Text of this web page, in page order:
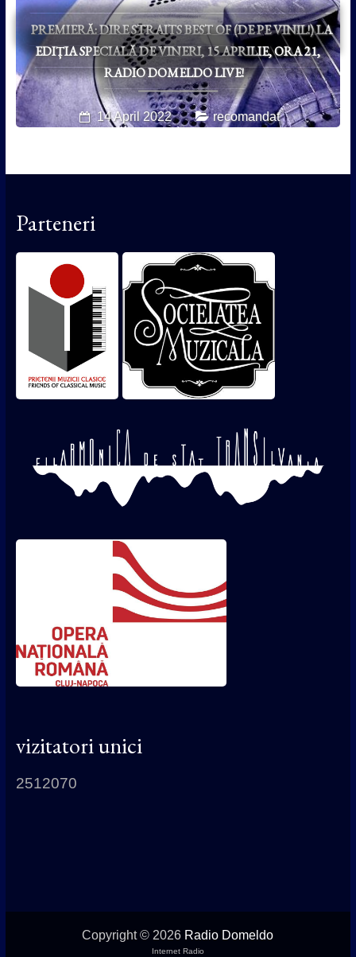
PREMIERĂ: DIRE STRAITS BEST OF (DE PE VINIL!) LA
EDIȚIA SPECIALĂ DE VINERI, 15 APRILIE, ORA 21,
RADIO DOMELDO LIVE!
14 April 2022 recomandat
Parteneri
vizitatori unici
2512070
Copyright © 2026 Radio Domeldo
Internet Radio